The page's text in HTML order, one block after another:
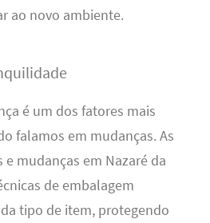
ao novo ambiente.
é um dos fatores mais
falamos em mudanças. As
e mudanças em Nazaré da
de embalagem
tipo de item, protegendo